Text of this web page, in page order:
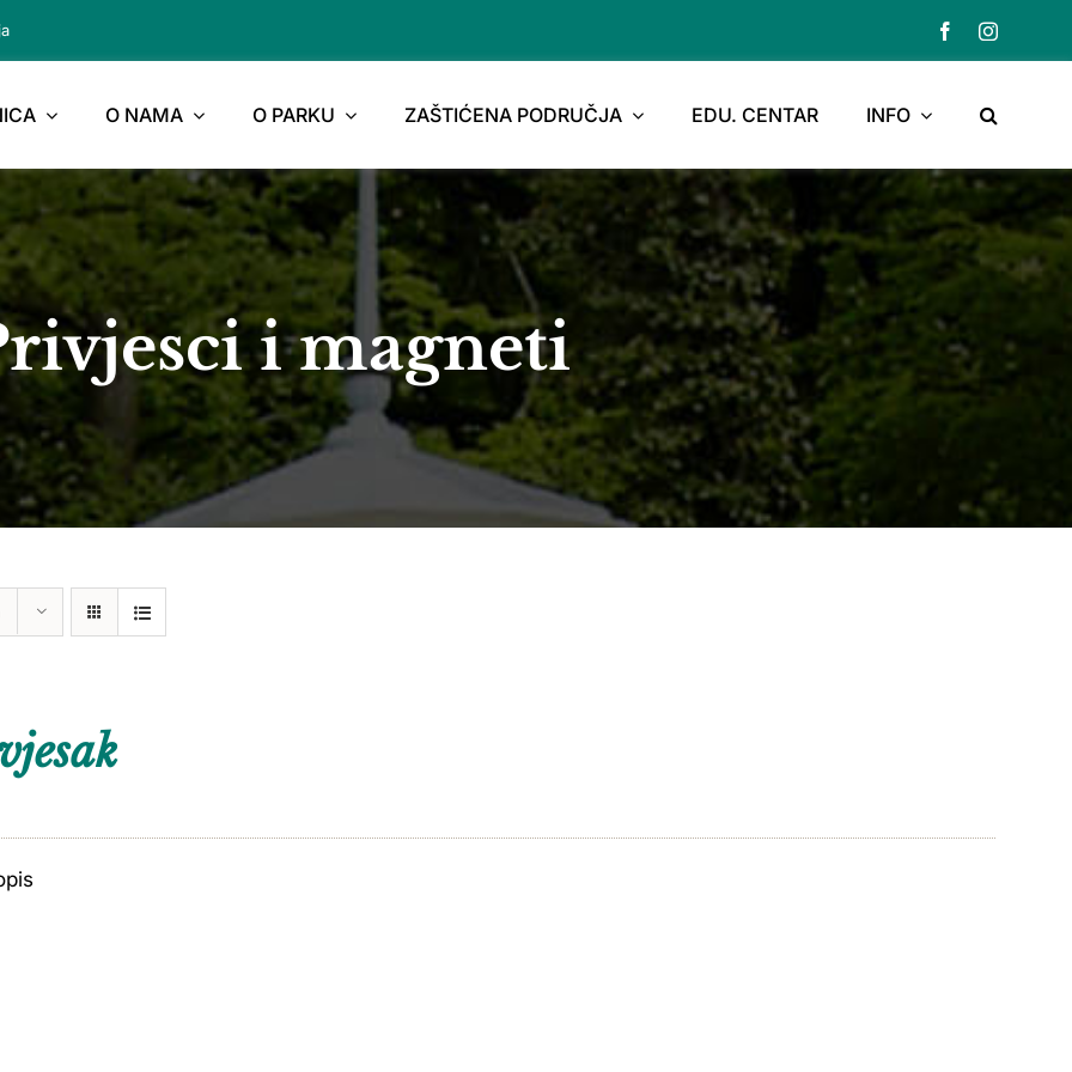
O NAMA O PARKU ZAŠTIĆENA PODRUČJA EDU. CENTAR INFO
i magneti